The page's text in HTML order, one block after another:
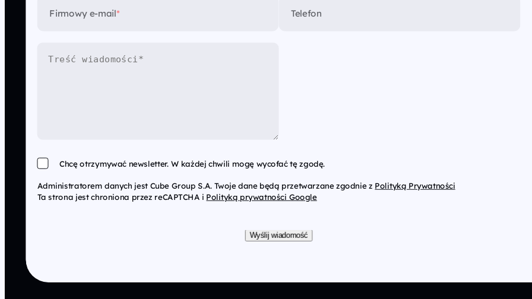
Firmowy e-mail* Telefon
Chcę otrzymywać newsletter. W każdej chwili mogę wycofać tę zgodę.
Administratorem danych jest Cube Group S.A. Twoje dane będą przetwarzane zgodnie z Polityką Prywatności
Ta strona jest chroniona przez reCAPTCHA i Polityką prywatności Google
Wyślij wiadomość